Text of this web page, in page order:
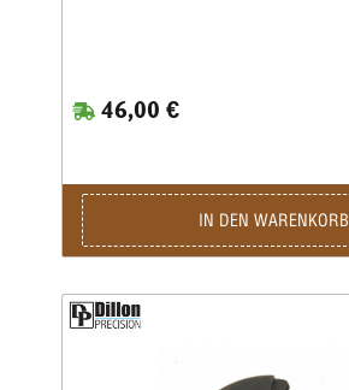
46,00 €
IN DEN WARENKORB